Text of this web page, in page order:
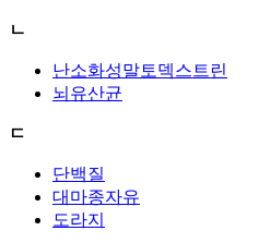
ㄴ
난소화성말토덱스트린
뇌유산균
ㄷ
단백질
대마종자유
도라지